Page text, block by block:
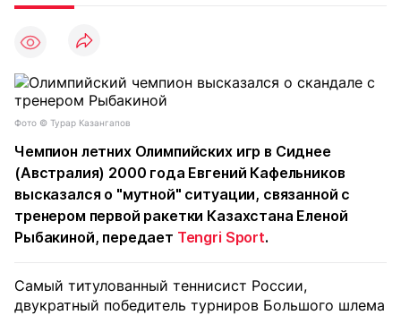
Фото ©️ Турар Казангапов
Чемпион летних Олимпийских игр в Сиднее
(Австралия) 2000 года Евгений Кафельников
высказался о "мутной" ситуации, связанной с
тренером первой ракетки Казахстана Еленой
Рыбакиной, передает Tengri Sport.
Самый титулованный теннисист России,
двукратный победитель турниров Большого шлема